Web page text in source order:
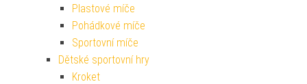
Plastové míče
Pohádkové míče
Sportovní míče
Dětské sportovní hry
Kroket